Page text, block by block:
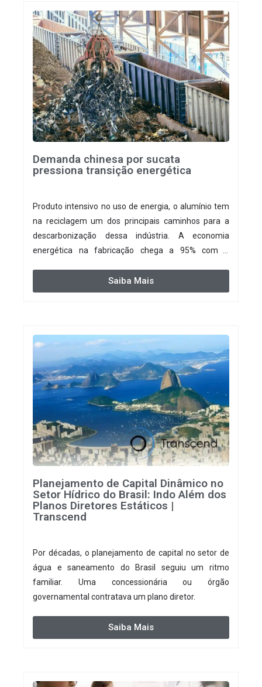
Demanda chinesa por sucata
pressiona transição energética
Produto intensivo no uso de energia, o alumínio tem
na reciclagem um dos principais caminhos para a
descarbonização dessa indústria. A economia
energética na fabricação chega a 95% com o
alumínio mais limpo, no entanto, tem esbarrado em
dificuldade de acesso ao seu principal insumo, a
Saiba Mais
Planejamento de Capital Dinâmico no
Setor Hídrico do Brasil: Indo Além dos
Planos Diretores Estáticos |
Transcend
Por décadas, o planejamento de capital no setor de
água e saneamento do Brasil seguiu um ritmo
familiar. Uma concessionária ou órgão
governamental contratava um plano diretor.
Saiba Mais